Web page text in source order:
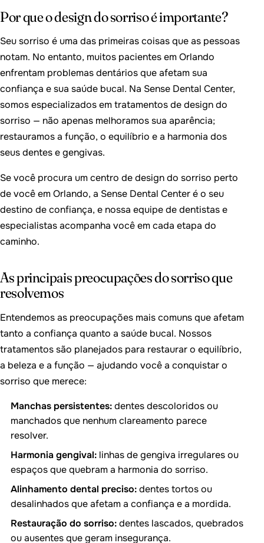
Por que o design do sorriso é importante?
Seu sorriso é uma das primeiras coisas que as pessoas
notam. No entanto, muitos pacientes em Orlando
enfrentam problemas dentários que afetam sua
confiança e sua saúde bucal. Na Sense Dental Center,
somos especializados em tratamentos de design do
sorriso — não apenas melhoramos sua aparência;
restauramos a função, o equilíbrio e a harmonia dos
seus dentes e gengivas.
Se você procura um centro de design do sorriso perto
de você em Orlando, a Sense Dental Center é o seu
destino de confiança, e nossa equipe de dentistas e
especialistas acompanha você em cada etapa do
caminho.
As principais preocupações do sorriso que
resolvemos
Entendemos as preocupações mais comuns que afetam
tanto a confiança quanto a saúde bucal. Nossos
tratamentos são planejados para restaurar o equilíbrio,
a beleza e a função — ajudando você a conquistar o
sorriso que merece:
Manchas persistentes:dentes descoloridos ou
manchados que nenhum clareamento parece
resolver.
Harmonia gengival: linhas de gengiva irregulares ou
espaços que quebram a harmonia do sorriso.
Alinhamento dental preciso:dentes tortos ou
desalinhados que afetam a confiança e a mordida.
Restauração do sorriso:dentes lascados, quebrados
ou ausentes que geram insegurança.